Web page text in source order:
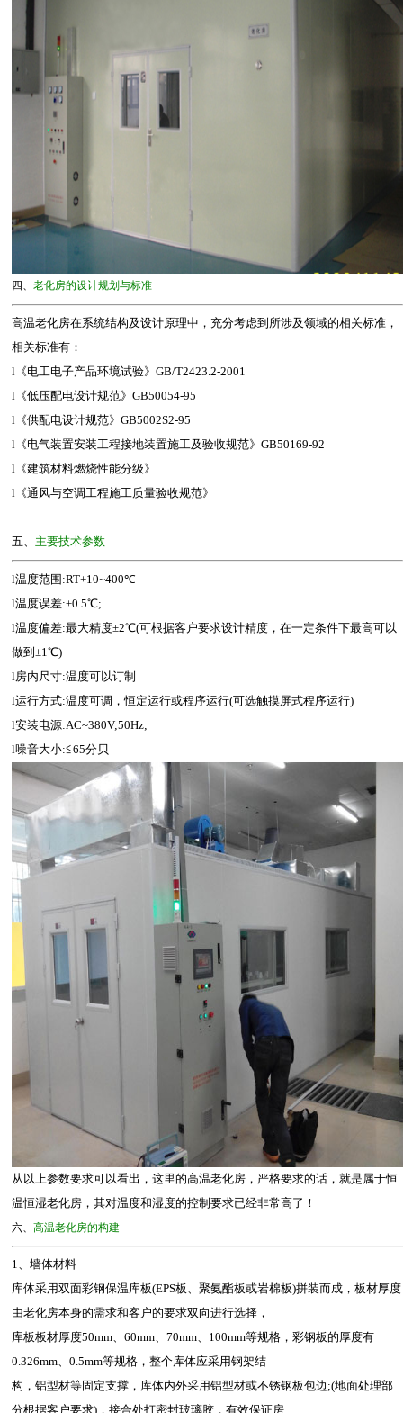
四、老化房的设计规划与标准
高温老化房在系统结构及设计原理中，充分考虑到所涉及领域的相关标准，
相关标准有：
l《电工电子产品环境试验》GB/T2423.2-2001
l《低压配电设计规范》GB50054-95
l《供配电设计规范》GB5002S2-95
l《电气装置安装工程接地装置施工及验收规范》GB50169-92
l《建筑材料燃烧性能分级》
l《通风与空调工程施工质量验收规范》
五、 主要技术参数
l温度范围:RT+10~400℃
l温度误差:±0.5℃;
l温度偏差:最大精度±2℃(可根据客户要求设计精度，在一定条件下最高可以
做到±1℃)
l房内尺寸:温度可以订制
l运行方式:温度可调，恒定运行或程序运行(可选触摸屏式程序运行)
l安装电源:AC~380V;50Hz;
l噪音大小:≦65分贝
从以上参数要求可以看出，这里的高温老化房，严格要求的话，就是属于恒
温恒湿老化房，其对温度和湿度的控制要求已经非常高了！
六、高温老化房的构建
1、墙体材料
库体采用双面彩钢保温库板(EPS板、聚氨酯板或岩棉板)拼装而成，板材厚度
由老化房本身的需求和客户的要求双向进行选择，
库板板材厚度50mm、60mm、70mm、100mm等规格，彩钢板的厚度有
0.326mm、0.5mm等规格，整个库体应采用钢架结
构，铝型材等固定支撑，库体内外采用铝型材或不锈钢板包边;(地面处理部